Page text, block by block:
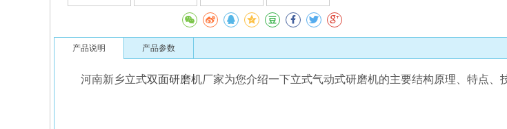
产品说明 产品参数
河南新乡立式双面研磨机厂家为您介绍一下立式气动式研磨机的主要结构原理、特点、